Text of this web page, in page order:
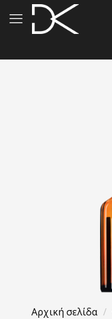
Αρχική σελίδα /